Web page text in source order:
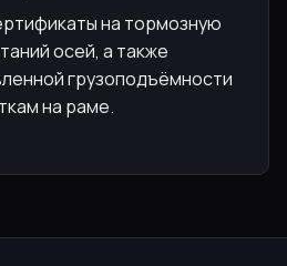
на тормозную
осей, а также
грузоподъёмности
на раме.